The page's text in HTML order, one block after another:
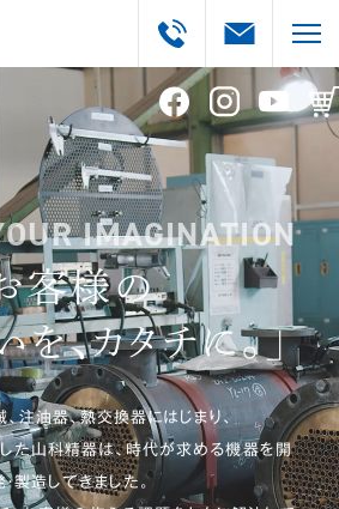
IMAGINATION
客様の
を、カタチに。」
注油器、熱交換器にはじまり、
た山科精器は、時代が求める機器を開
・製造してきました。